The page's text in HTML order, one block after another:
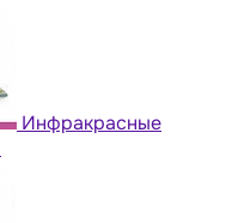
Инфракрасные